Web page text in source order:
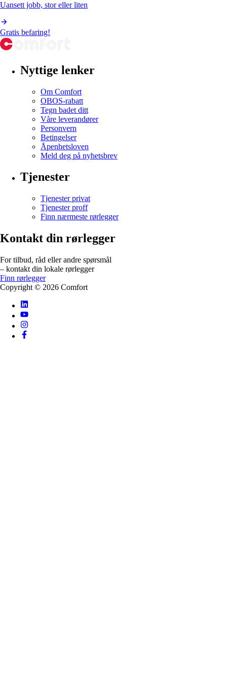
Uansett jobb, stor eller liten
Gratis befaring!
Nyttige lenker
Om Comfort
OBOS-rabatt
Tegn badet ditt
Våre leverandører
Personvern
Betingelser
Åpenhetsloven
Meld deg på nyhetsbrev
Tjenester
Tjenester privat
Tjenester proff
Finn nærmeste rørlegger
Kontakt din rørlegger
For tilbud, råd eller andre spørsmål
– kontakt din lokale rørlegger
Finn rørlegger
Copyright © 2026 Comfort